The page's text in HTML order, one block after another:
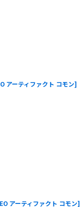
アーティファクト コモン]
アーティファクト コモン]